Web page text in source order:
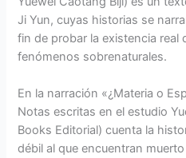
Ji Yun, cuyas historias se
fin de probar la existencia real
fenómenos sobrenaturales.
En la narración «¿Materia o
Notas escritas en el estudio
Books Editorial) cuenta la
débil al que encuentran